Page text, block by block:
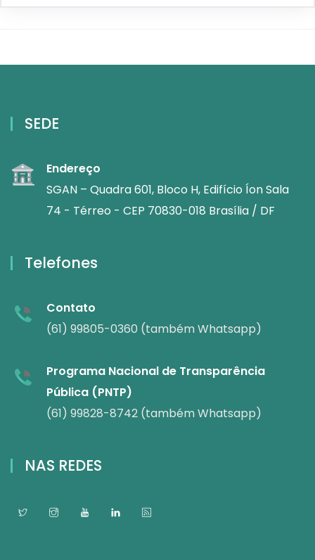
SEDE
Endereço
SGAN – Quadra 601, Bloco H, Edifício Íon Sala
74 - Térreo - CEP 70830-018 Brasília / DF
Telefones
Contato
(61) 99805-0360 (também Whatsapp)
Programa Nacional de Transparência
Pública (PNTP)
(61) 99828-8742 (também Whatsapp)
NAS REDES